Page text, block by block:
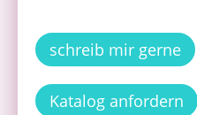
schreib mir gerne
Katalog anfordern